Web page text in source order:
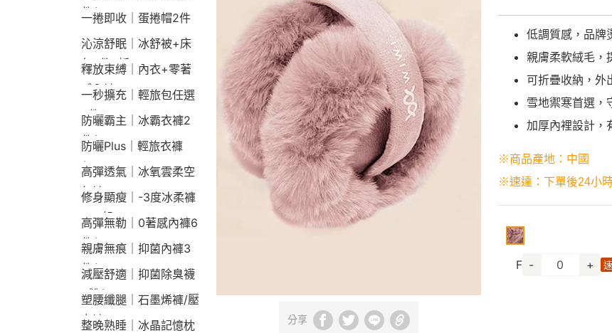
件$1790
一捲即收｜蛋捲帽2件
1790
沁涼舒眠｜冰舒被+床
包2件9折
釋放束縛｜內衣+零著
感內褲
一秒擴充｜輕旅包任選
2件2190
防曬霸主｜冰霸衣褲2
件$1790
防曬Plus｜輕旅衣褲
$2190
高彈透氣｜冰氧雲柔空
氣褲
修身顯瘦｜-3度冰柔褲
790起
高彈無勒｜0著感內褲6
件$1290
親膚無痕｜抑菌內褲3
件$790
減壓舒適｜抑菌除臭襪
3雙$660
塑腰纖腿｜石墨烯褲/壓
力褲
整晚熟睡｜冰晶記憶枕
分享
低調質感，品牌
親膚柔軟絨毛，
可折疊收納，外
雪地禦寒首選，
加厚內裡設計，
※商品產地：中國
※速達：下單後24小
F - +